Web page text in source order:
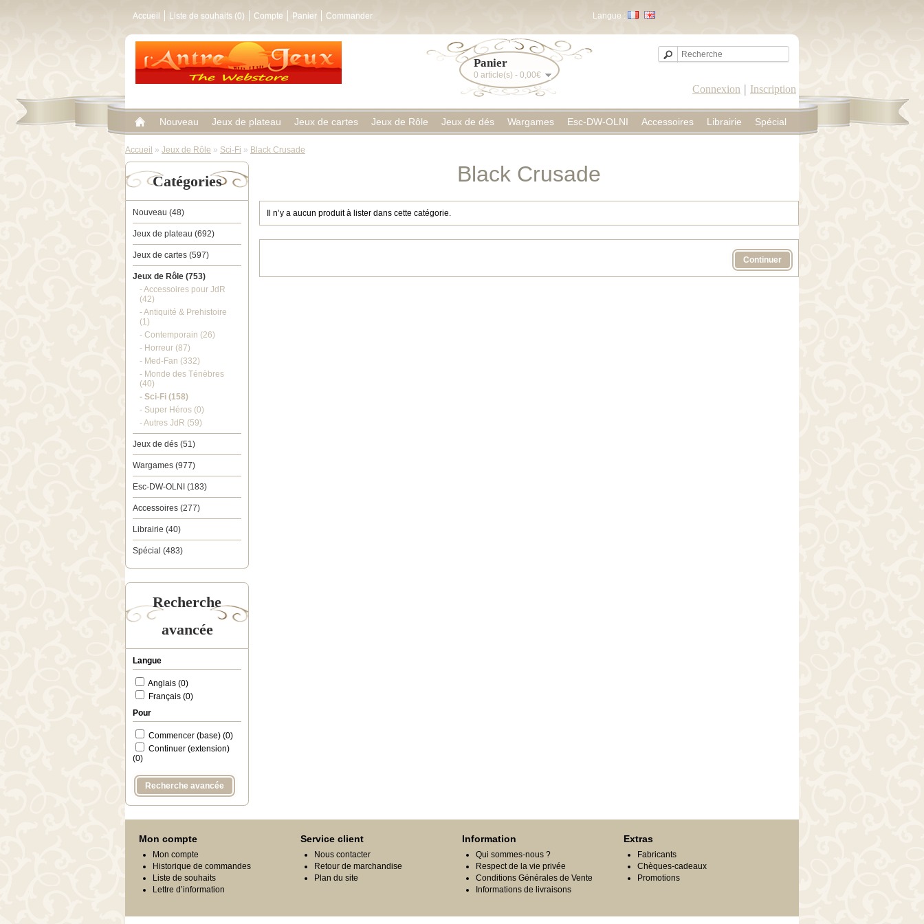
Langue :
Panier
0 article(s) - 0,00€
Connexion | Inscription
Accueil Liste de souhaits (0) Compte Panier Commander
Nouveau Jeux de plateau Jeux de cartes Jeux de Rôle Jeux de dés Wargames Esc-DW-OLNI Accessoires Librairie Spécial
Accueil » Jeux de Rôle » Sci-Fi » Black Crusade
Catégories
Nouveau (48)
Jeux de plateau (692)
Jeux de cartes (597)
Jeux de Rôle (753)
- Accessoires pour JdR
(42)
- Antiquité & Prehistoire
(1)
- Contemporain (26)
- Horreur (87)
- Med-Fan (332)
- Monde des Ténèbres
(40)
- Sci-Fi (158)
- Super Héros (0)
- Autres JdR (59)
Jeux de dés (51)
Wargames (977)
Esc-DW-OLNI (183)
Accessoires (277)
Librairie (40)
Spécial (483)
Recherche
avancée
Langue
Anglais (0)
Français (0)
Pour
Commencer (base) (0)
Continuer (extension)
(0)
Recherche avancée
Black Crusade
Il n’y a aucun produit à lister dans cette catégorie.
Continuer
Mon compte
Mon compte
Historique de commandes
Liste de souhaits
Lettre d’information
Service client
Nous contacter
Retour de marchandise
Plan du site
Information
Qui sommes-nous ?
Respect de la vie privée
Conditions Générales de Vente
Informations de livraisons
Extras
Fabricants
Chèques-cadeaux
Promotions